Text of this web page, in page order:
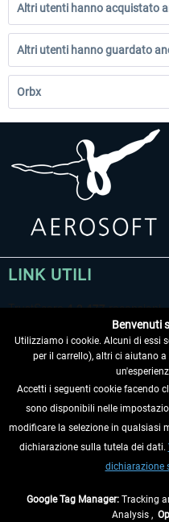
Altri utenti hanno acquistato
Altri utenti hanno guardato
Orbx
LINK UTILI
RECEDERE DAL CONTRATTO
INFORMAZIONI
Benvenuti
Utilizziamo i cookie. Alcuni di essi
per il carrello), altri ci aiutano
Accetti i seguenti cookie facendo
sono disponibili nelle
modificare la selezione in qualsiasi
dichiarazione sulla tutela dei dati.
dichiarazione
Google Tag Manager: Tracking
Analysis ,